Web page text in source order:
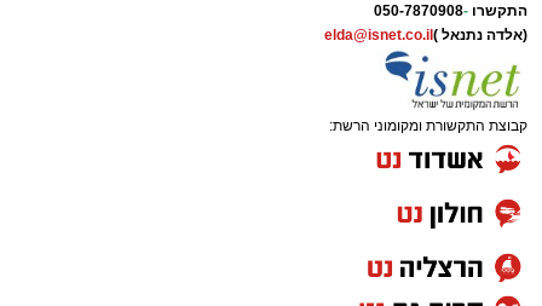
התקשרו -
050-7870908
(אלדה נתנאל ) elda@isnet.co.il
קבוצת התקשורת ומקומוני הרשת: